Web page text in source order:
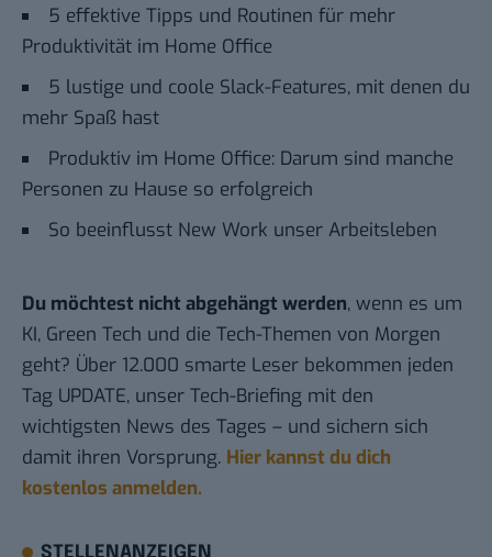
5 effektive Tipps und Routinen für mehr
Produktivität im Home Office
5 lustige und coole Slack-Features, mit denen du
mehr Spaß hast
Produktiv im Home Office: Darum sind manche
Personen zu Hause so erfolgreich
So beeinflusst New Work unser Arbeitsleben
Du möchtest nicht abgehängt werden, wenn es um
KI, Green Tech und die Tech-Themen von Morgen
geht? Über 12.000 smarte Leser bekommen jeden
Tag UPDATE, unser Tech-Briefing mit den
wichtigsten News des Tages – und sichern sich
damit ihren Vorsprung. Hier kannst du dich
kostenlos anmelden.